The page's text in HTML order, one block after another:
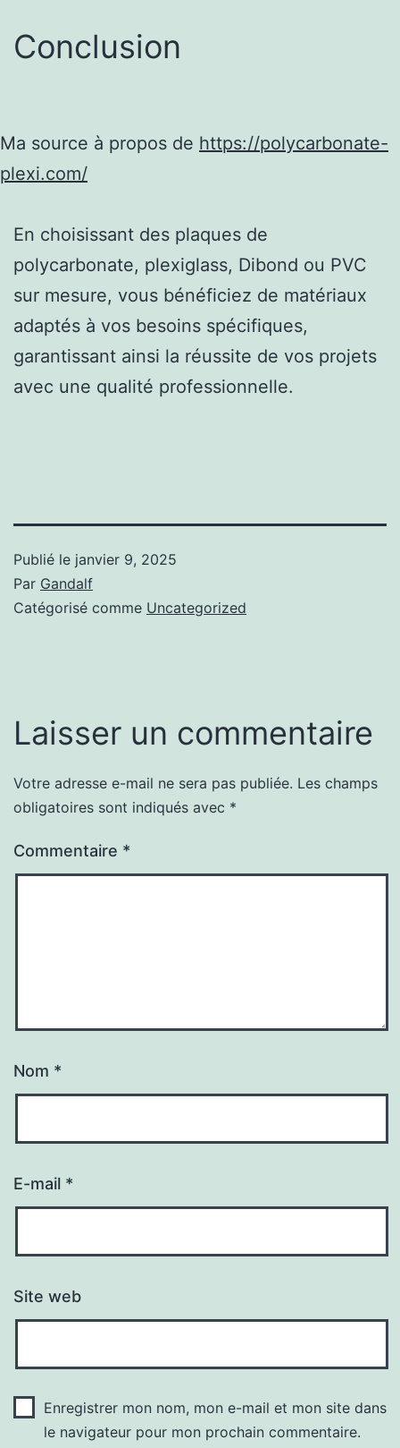
Conclusion
Ma source à propos de https://polycarbonate-
plexi.com/
En choisissant des plaques de
polycarbonate, plexiglass, Dibond ou PVC
sur mesure, vous bénéficiez de matériaux
adaptés à vos besoins spécifiques,
garantissant ainsi la réussite de vos projets
avec une qualité professionnelle.
Publié le janvier 9, 2025
Par Gandalf
Catégorisé comme Uncategorized
Laisser un commentaire
Votre adresse e-mail ne sera pas publiée. Les champs
obligatoires sont indiqués avec *
Commentaire *
Nom *
E-mail *
Site web
Enregistrer mon nom, mon e-mail et mon site dans
le navigateur pour mon prochain commentaire.